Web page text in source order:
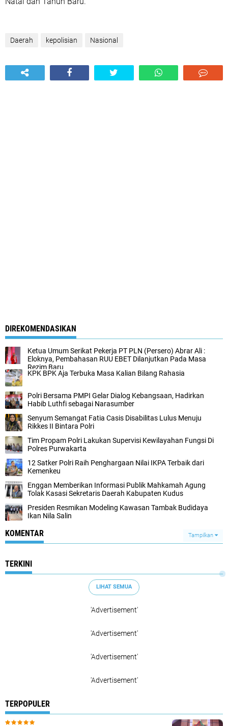
Daerah kepolisian Nasional
DIREKOMENDASIKAN
Ketua Umum Serikat Pekerja PT PLN (Persero) Abrar Ali :
Eloknya, Pembahasan RUU EBET Dilanjutkan Pada Masa
Rezim Baru
KPK BPK Aja Terbuka Masa Kalian Bilang Rahasia
Polri Bersama PMPI Gelar Dialog Kebangsaan, Hadirkan
Habib Luthfi sebagai Narasumber
Senyum Semangat Fatia Casis Disabilitas Lulus Menuju
Rikkes II Bintara Polri
Tim Propam Polri Lakukan Supervisi Kewilayahan Fungsi Di
Polres Purwakarta
12 Satker Polri Raih Penghargaan Nilai IKPA Terbaik dari
Kemenkeu
Enggan Memberikan Informasi Publik Mahkamah Agung
Tolak Kasasi Sekretaris Daerah Kabupaten Kudus
Presiden Resmikan Modeling Kawasan Tambak Budidaya
Ikan Nila Salin
KOMENTAR Tampilkan
TERKINI
LIHAT SEMUA
'Advertisement'
'Advertisement'
'Advertisement'
'Advertisement'
TERPOPULER